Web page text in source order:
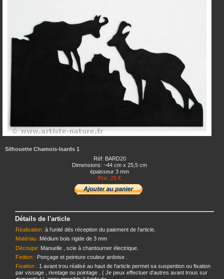
Silhouette Chamois-Isards 1
Réf: BARD20
Dimensions: ~44 cm x 25,5 cm
épaisseur 3 mm
Prix: 25 €
Détails de l'article
Réalisation :à l'unité dés réception du paiement de l'article.
Matériau :Médium bois rigide de 3 mm
Découpe: Manuelle , scie à chantourner électrique.
Finition : Ponçage et peinture couleur ardoise .
Fixation : 1 avant trou réalisé au haut de l'article permet sa suspention ou fixation
par vissage , rivetage ou pointage . ( Je peux effectuer d'autres avant trous sur